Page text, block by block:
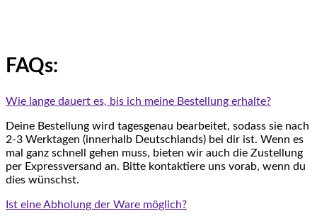
FAQs:
Wie lange dauert es, bis ich meine Bestellung erhalte?
Deine Bestellung wird tagesgenau bearbeitet, sodass sie nach
2-3 Werktagen (innerhalb Deutschlands) bei dir ist. Wenn es
mal ganz schnell gehen muss, bieten wir auch die Zustellung
per Expressversand an. Bitte kontaktiere uns vorab, wenn du
dies wünschst.
Ist eine Abholung der Ware möglich?